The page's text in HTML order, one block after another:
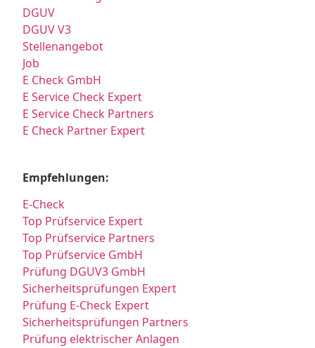
DGUV
DGUV V3
Stellenangebot
Job
E Check GmbH
E Service Check Expert
E Service Check Partners
E Check Partner Expert
Empfehlungen:
E-Check
Top Prüfservice Expert
Top Prüfservice Partners
Top Prüfservice GmbH
Prüfung DGUV3 GmbH
Sicherheitsprüfungen Expert
Prüfung E-Check Expert
Sicherheitsprüfungen Partners
Prüfung elektrischer Anlagen